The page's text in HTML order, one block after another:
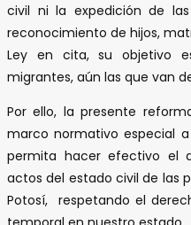
civil ni la expedición de
reconocimiento de hijos,
Ley en cita, su objetivo
migrantes, aún las que van
Por ello, la presente
marco normativo especial
permita hacer efectivo el
actos del estado civil de las
Potosí, respetando el